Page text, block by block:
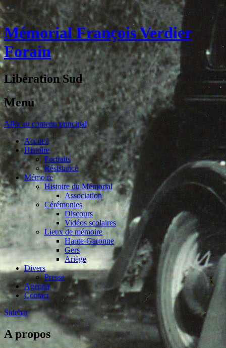
Mémorial François Verdier
Forain
Libération Sud
Menu
Aller au contenu principal
Accueil
Histoire
Portraits
Résistance
Mémoire
Histoire du Mémorial
Association
Cérémonies
Discours
Vidéos scolaires
Lieux de mémoire
Haute-Garonne
Gers
Ariège
Divers
Presse
Agenda
Contact
Sidebar
A propos